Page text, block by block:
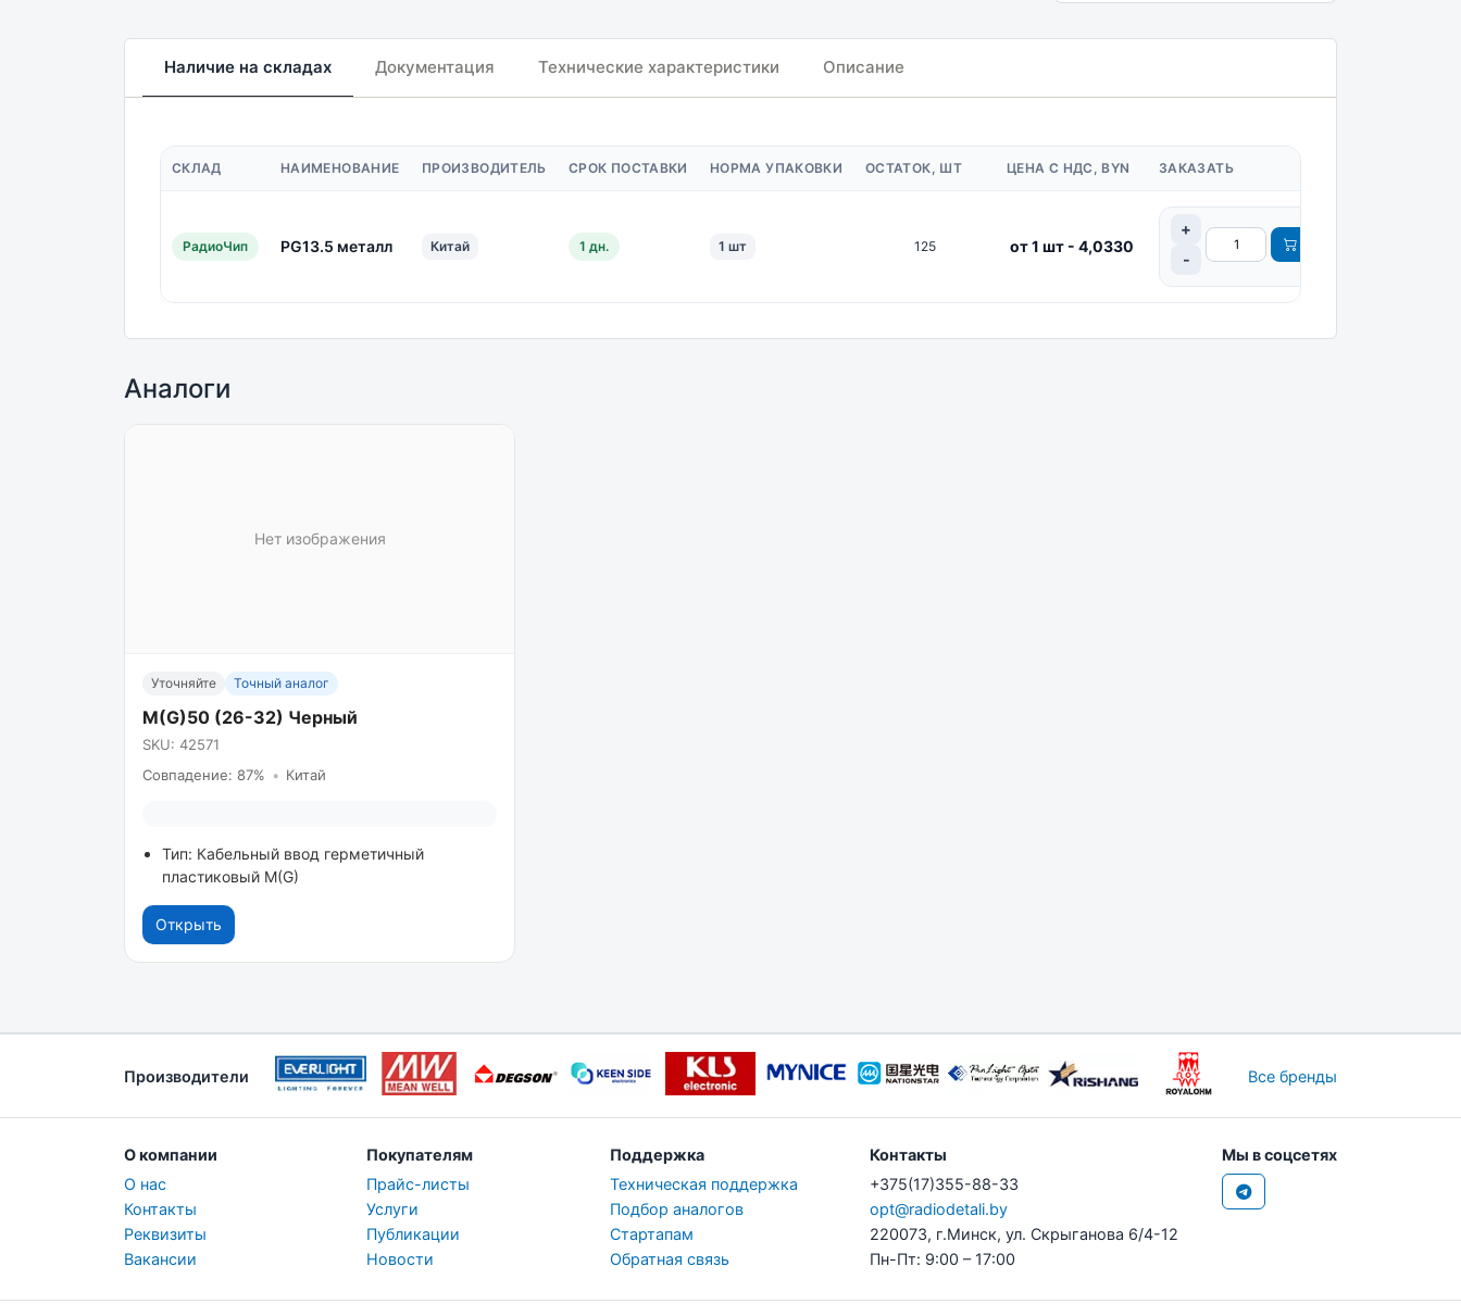
Наличие на складах Документация Технические характеристики Описание
СКЛАД НАИМЕНОВАНИЕ ПРОИЗВОДИТЕЛЬ СРОК ПОСТАВКИ НОРМА УПАКОВКИ ОСТАТОК, ШТ ЦЕНА С НДС, BYN ЗАКАЗАТЬ
РадиоЧип PG13.5 металл Китай 1 дн. 1 шт 125 от 1 шт - 4,0330
Аналоги
Нет изображения
Уточняйте Точный аналог
M(G)50 (26-32) Черный
SKU: 42571
Совпадение: 87% • Китай
Тип: Кабельный ввод герметичный
пластиковый M(G)
Открыть
Производители Все бренды
О компании
О нас
Контакты
Реквизиты
Вакансии
Покупателям
Прайс-листы
Услуги
Публикации
Новости
Поддержка
Техническая поддержка
Подбор аналогов
Стартапам
Обратная связь
Контакты
+375(17)355-88-33
opt@radiodetali.by
220073, г.Минск, ул. Скрыганова 6/4-12
Пн-Пт: 9:00 – 17:00
Мы в соцсетях